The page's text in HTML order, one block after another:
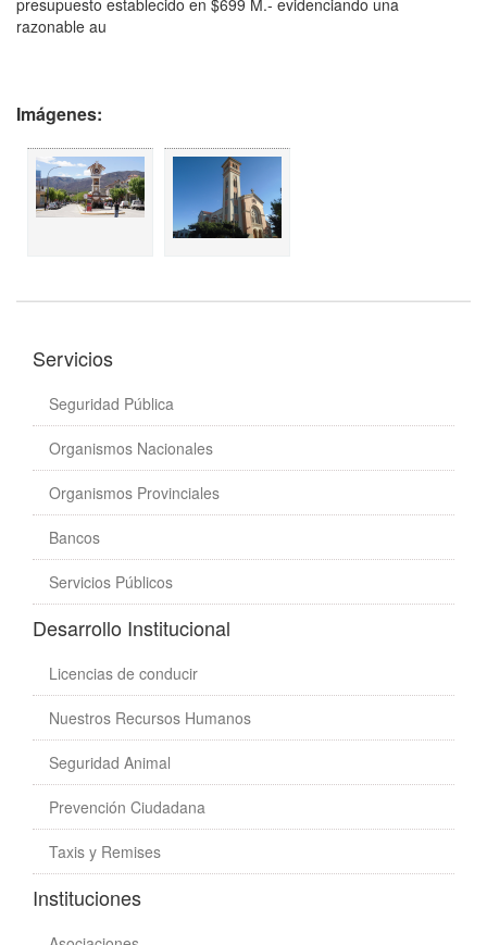
presupuesto establecido en $699 M.- evidenciando una
razonable au
Imágenes:
Servicios
Seguridad Pública
Organismos Nacionales
Organismos Provinciales
Bancos
Servicios Públicos
Desarrollo Institucional
Licencias de conducir
Nuestros Recursos Humanos
Seguridad Animal
Prevención Ciudadana
Taxis y Remises
Instituciones